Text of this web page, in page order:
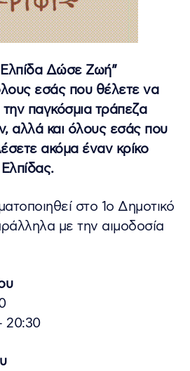
Δώσε Ζωή”
εσάς που θέλετε να
παγκόσμια τράπεζα
αλλά και όλους εσάς που
ακόμα έναν κρίκο
στο 1ο Δημοτικό
με την αιμοδοσία
20:30